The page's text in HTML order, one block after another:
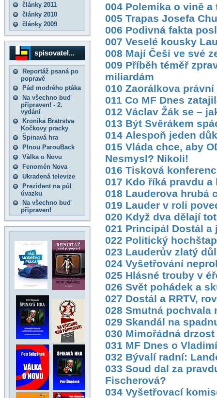
články 2011
články 2010
články 2009
spisovatel...
Reportáž psaná po
popravě
Pád modrého ptáka
Na všechno buď
připraven! - 2.
vydání
Kronika Bratrstva
Kočkovy pracky
Špinavá hra
Plnou ParouBack
Válka o Novu
Fenomén Nova
Ukradená televize
Prezident na půl
úvazku
Na všechno buď
připraven!
004 Polemika o vině a
005 Trapas Josefa
006 Podivná fakta
007 Veselé kousky
008 Mají Češi ve své
009 Příběh téměř
miliardám
010 Zaorálkova
011 Co MF Dnes
012 Václav Žák se –
013 Být Svěrákem
014 Alespoň jeden
015 Vláda chce, aby
Nesmysl? Nikoli!
016 Tisková
017 Kdo říká pravdu a
018 Lauderova hrubá
019 Lauder v roli
020 Když dva dělají
021 Principál Dostál
022 Politický
023 Lauderův zlatý
024 Vyšetřování
025 Hlásné trouby v
026 Svět pohádek a
027 Dostál a RRTV,
028 Smutná
029 Skandál na
030 Mimořádná
031 MF Dnes o
032 Bývalí radní:
033 Soud dal za
Fischerová?
034 Vyšetřovací